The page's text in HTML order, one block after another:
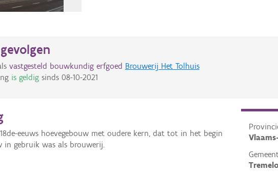
vastgesteld bouwkundig erfgoed Brouwerij Het Tolhuis
is geldigsinds 08-10-2021
eeuws hoevegebouw met oudere kern, dat tot in het begin
in gebruik was als brouwerij.